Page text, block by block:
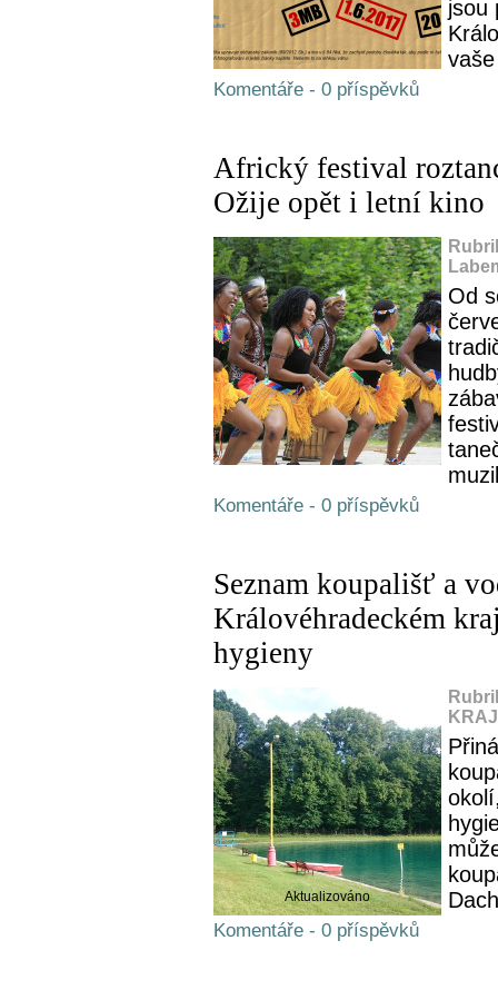
jsou
Komentáře - 0 příspěvků
Africký festival
Ožije opět i letní kino
Od
Komentáře - 0 příspěvků
Seznam koupališť a
Královéhradeckém
hygieny
Aktualizováno
Komentáře - 0 příspěvků